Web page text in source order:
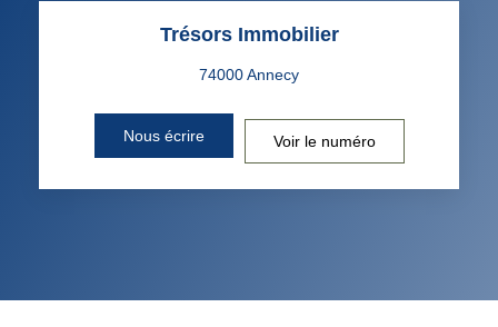
Trésors Immobilier
Nous écrire Voir le numéro